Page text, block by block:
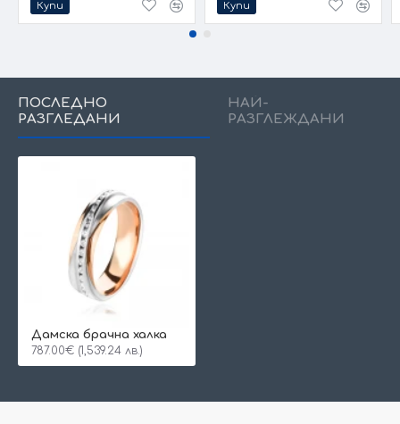
Купи Купи
ПОСЛЕДНО
РАЗГЛЕДАНИ
НАЙ-
РАЗГЛЕЖДАНИ
Дамска брачна халка
787.00€ (1,539.24 лв.)